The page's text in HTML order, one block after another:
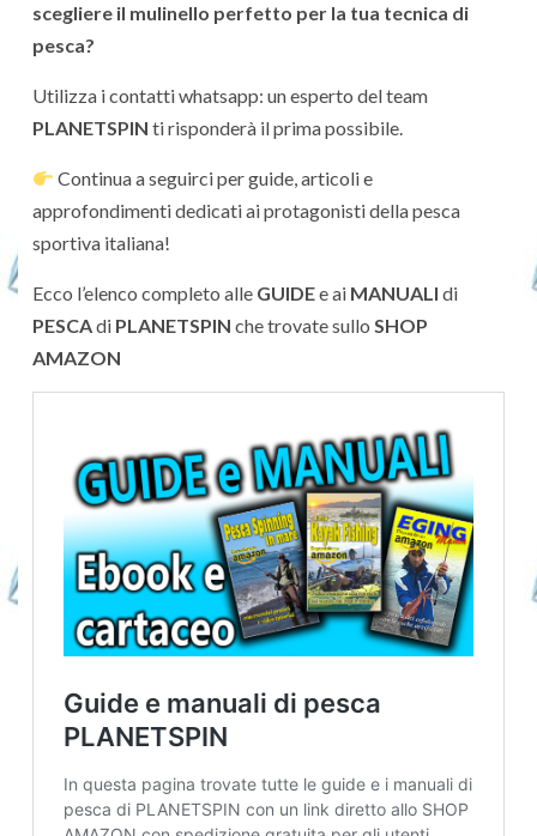
scegliere il mulinello perfetto per la tua tecnica di
pesca?
Utilizza i contatti whatsapp: un esperto del team
PLANETSPIN ti risponderà il prima possibile.
Continua a seguirci per guide, articoli e
approfondimenti dedicati ai protagonisti della pesca
sportiva italiana!
Ecco l’elenco completo alle GUIDEe ai MANUALI di
PESCAdi PLANETSPIN che trovate sullo SHOP
AMAZON